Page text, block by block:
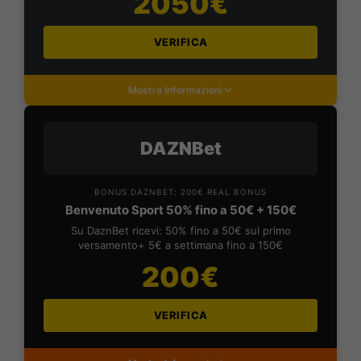
VERIFICA
Mostra Informazioni
DAZNBet
BONUS DAZNBET: 200€ REAL BONUS
Benvenuto Sport 50% fino a 50€ + 150€
Su DaznBet ricevi: 50% fino a 50€ sul primo
versamento+ 5€ a settimana fino a 150€
200€
VERIFICA